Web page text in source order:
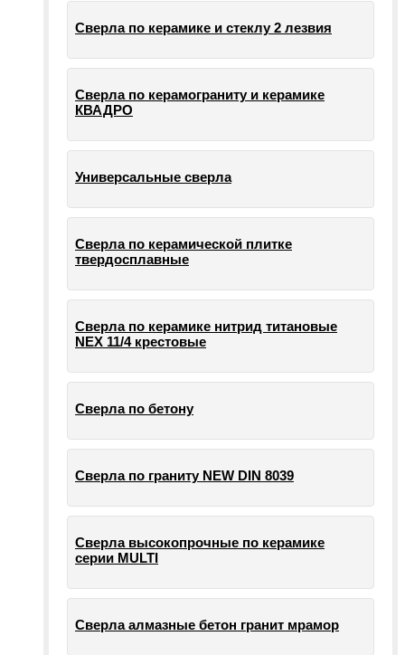
Сверла по керамике и стеклу 2 лезвия
Сверла по керамограниту и керамике
КВАДРО
Универсальные сверла
Сверла по керамической плитке
твердосплавные
Сверла по керамике нитрид титановые
NEX 11/4 крестовые
Сверла по бетону
Сверла по граниту NEW DIN 8039
Сверла высокопрочные по керамике
серии MULTI
Сверла алмазные бетон гранит мрамор